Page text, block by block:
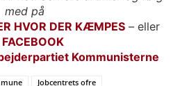
med på
HVOR DER KÆMPES – eller
FACEBOOK
Kommunisterne
Jobcentrets ofre